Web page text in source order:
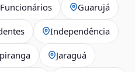
Funcionários Guarujá
Independência
Jaraguá